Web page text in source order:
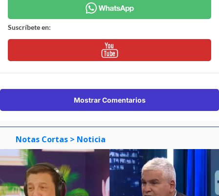
Suscríbete en:
Mostrar Comentarios
Notas Cortas > Noticia